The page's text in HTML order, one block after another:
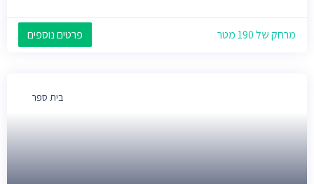
מרחק של 190 מטר פרטים נוספים
בית ספר